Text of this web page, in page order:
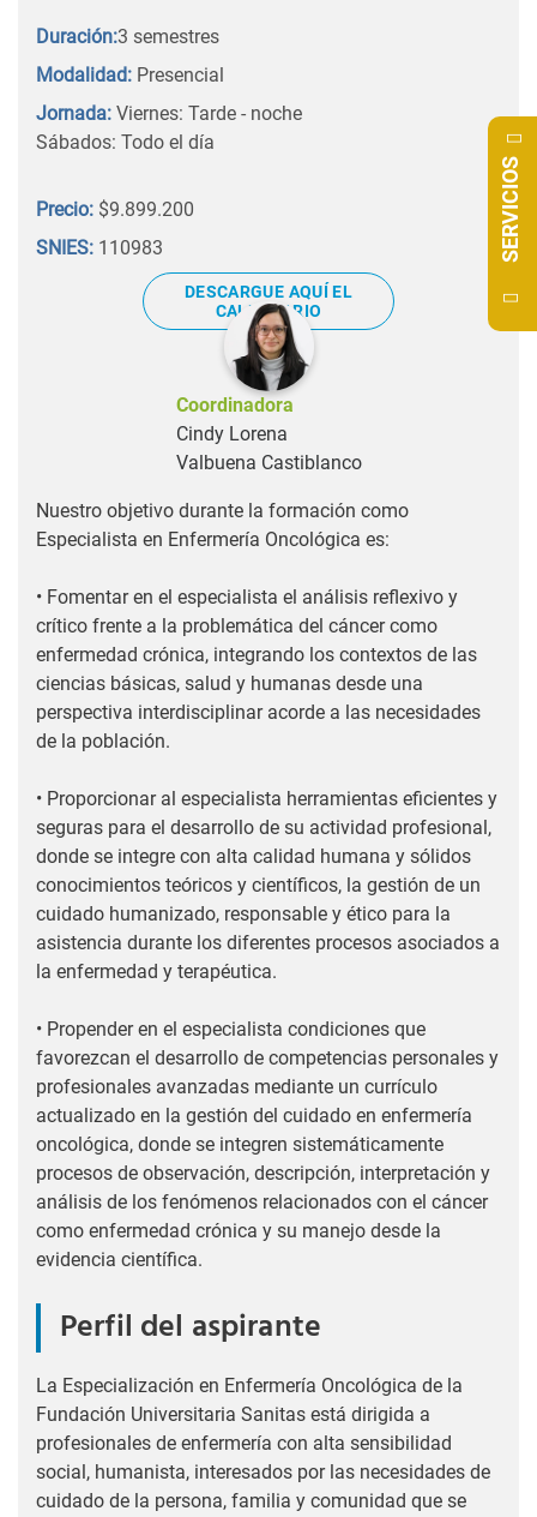
Duración:3 semestres
Modalidad: Presencial
Jornada: Viernes: Tarde - noche
Sábados: Todo el día
Precio: $9.899.200
SNIES: 110983
DESCARGUE AQUÍ EL
CALENDARIO
Coordinadora
Cindy Lorena
Valbuena Castiblanco
Nuestro objetivo durante la formación como
Especialista en Enfermería Oncológica es:
• Fomentar en el especialista el análisis reflexivo y
crítico frente a la problemática del cáncer como
enfermedad crónica, integrando los contextos de las
ciencias básicas, salud y humanas desde una
perspectiva interdisciplinar acorde a las necesidades
de la población.
• Proporcionar al especialista herramientas eficientes y
seguras para el desarrollo de su actividad profesional,
donde se integre con alta calidad humana y sólidos
conocimientos teóricos y científicos, la gestión de un
cuidado humanizado, responsable y ético para la
asistencia durante los diferentes procesos asociados a
la enfermedad y terapéutica.
• Propender en el especialista condiciones que
favorezcan el desarrollo de competencias personales y
profesionales avanzadas mediante un currículo
actualizado en la gestión del cuidado en enfermería
oncológica, donde se integren sistemáticamente
procesos de observación, descripción, interpretación y
análisis de los fenómenos relacionados con el cáncer
como enfermedad crónica y su manejo desde la
evidencia científica.
Perfil del aspirante
La Especialización en Enfermería Oncológica de la
Fundación Universitaria Sanitas está dirigida a
profesionales de enfermería con alta sensibilidad
social, humanista, interesados por las necesidades de
cuidado de la persona, familia y comunidad que se
SERVICIOS